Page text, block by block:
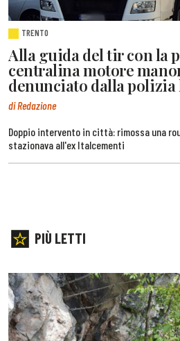
TRENTO
Alla guida del tir con la
centralina motore
denunciato dalla polizia
di Redazione
Doppio intervento in città: rimossa una
stazionava all'ex Italcementi
PIÙ LETTI